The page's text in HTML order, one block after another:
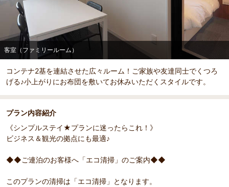
客室（ファミリールーム）
コンテナ2基を連結させた広々ルーム！ご家族や友達同士でくつろ
げる♪小上がりにお布団を敷いてお休みいただくスタイルです。
プラン内容紹介
《シンプルステイ★プランに迷ったらこれ！》
ビジネス＆観光の拠点にも最適♪
◆◆ご連泊のお客様へ「エコ清掃」のご案内◆◆
このプランの清掃は「エコ清掃」となります。
部屋詳細
客室（ファミリールーム）